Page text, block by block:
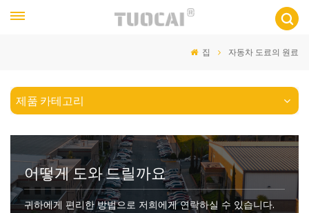
집 자동차 도료의 원료
제품 카테고리
어떻게 도와 드릴까요
귀하에게 편리한 방법으로 저희에게 연락하실 수 있습니다.